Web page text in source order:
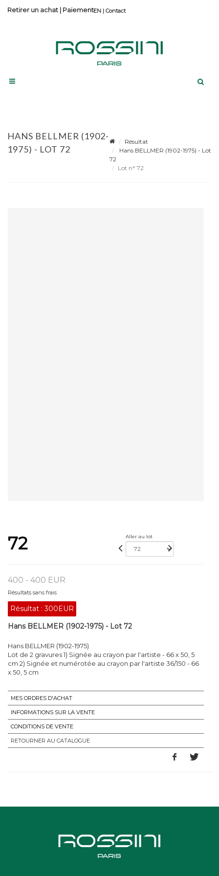
Contact
Retirer un achat | Paiement
HANS BELLMER (1902-
1975) - LOT 72
Résultat
Hans BELLMER (1902-1975) - Lot
72
Lot n° 72
72 Aller au lot
400 - 400 EUR
Résultats sans frais
Résultat :300EUR
Hans BELLMER (1902-1975) - Lot 72
Hans BELLMER (1902-1975)
Lot de 2 gravures 1) Signée au crayon par l'artiste - 66 x 50, 5
cm 2) Signée et numérotée au crayon par l'artiste 36/150 - 66
x 50, 5 cm
MES ORDRES D'ACHAT
INFORMATIONS SUR LA VENTE
CONDITIONS DE VENTE
RETOURNER AU CATALOGUE